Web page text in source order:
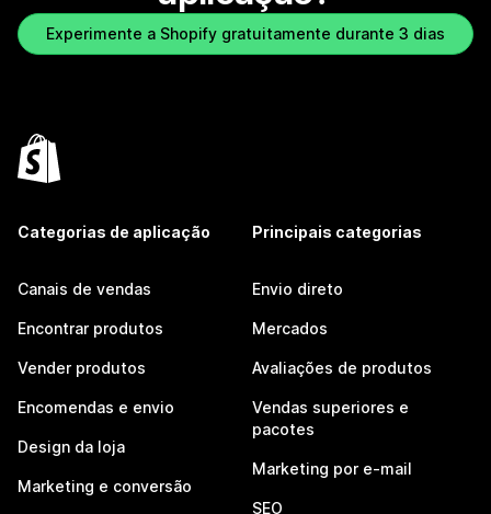
Experimente a Shopify gratuitamente durante 3 dias
Categorias de aplicação
Canais de vendas
Encontrar produtos
Vender produtos
Encomendas e envio
Design da loja
Marketing e conversão
Principais categorias
Envio direto
Mercados
Avaliações de produtos
Vendas superiores e
pacotes
Marketing por e-mail
SEO